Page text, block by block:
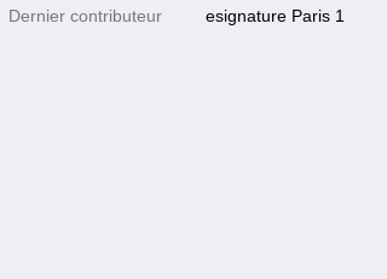
Dernier contributeur esignature Paris 1